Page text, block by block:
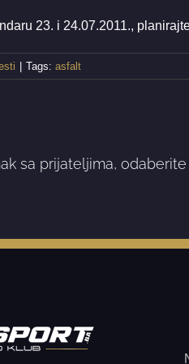
23. i 24.07.2011.,
Tags: asfalt
sa prijateljima,